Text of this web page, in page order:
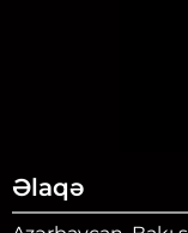
Əlaqə